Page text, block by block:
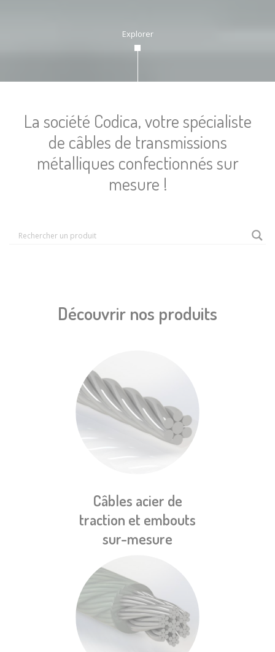
Explorer
La société Codica, votre spécialiste
de câbles de transmissions
métalliques confectionnés sur
mesure !
Découvrir nos produits
Câbles acier de
traction et embouts
sur-mesure